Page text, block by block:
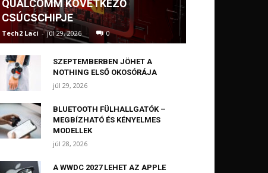
QUALCOMM KÖVETKEZŐ
CSÚCSCHIPJE
Tech2 Laci - júl 29, 2026 0
SZEPTEMBERBEN JÖHET A
NOTHING ELSŐ OKOSÓRÁJA
júl 29, 2026
BLUETOOTH FÜLHALLGATÓK –
MEGBÍZHATÓ ÉS KÉNYELMES
MODELLEK
júl 28, 2026
A WWDC 2027 LEHET AZ APPLE